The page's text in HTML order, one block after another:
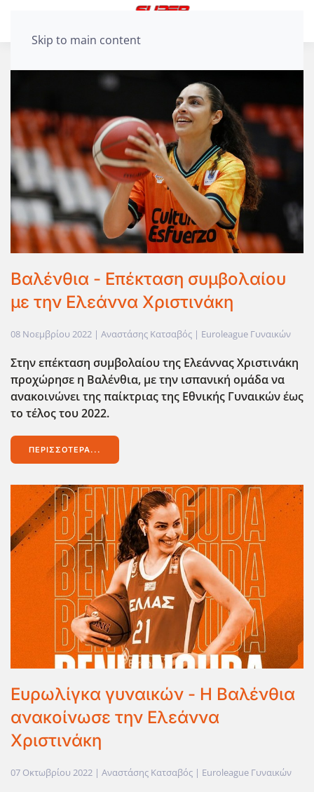
Skip to main content
Βαλένθια - Επέκταση συμβολαίου
με την Ελεάννα Χριστινάκη
08 Νοεμβρίου 2022 | Αναστάσης Κατσαβός | Euroleague Γυναικών
Στην επέκταση συμβολαίου της Ελεάννας Χριστινάκη
προχώρησε η Βαλένθια, με την ισπανική ομάδα να
ανακοινώνει της παίκτριας της Εθνικής Γυναικών έως
το τέλος του 2022.
ΠΕΡΙΣΣΌΤΕΡΑ...
Ευρωλίγκα γυναικών - Η Βαλένθια
ανακοίνωσε την Ελεάννα
Χριστινάκη
07 Οκτωβρίου 2022 | Αναστάσης Κατσαβός | Euroleague Γυναικών